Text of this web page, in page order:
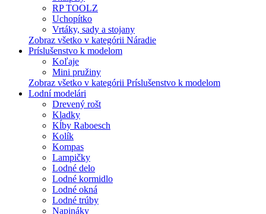
RP TOOLZ
Uchopítko
Vrtáky, sady a stojany
Zobraz všetko v kategórii Náradie
Príslušenstvo k modelom
Koľaje
Mini pružiny
Zobraz všetko v kategórii Príslušenstvo k modelom
Lodní modelári
Drevený rošt
Kladky
Kĺby Raboesch
Kolík
Kompas
Lampičky
Lodné delo
Lodné kormidlo
Lodné okná
Lodné trúby
Napináky